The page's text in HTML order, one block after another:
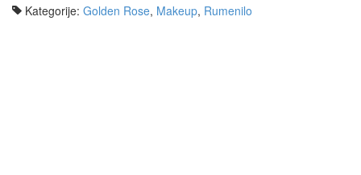
Kategorije: Golden Rose, Makeup, Rumenilo